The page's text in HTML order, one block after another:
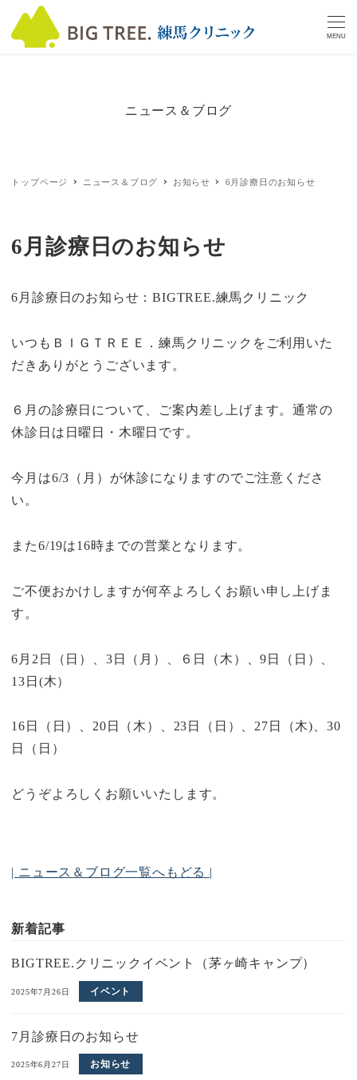
MENU
ニュース＆ブログ
トップページ ニュース＆ブログ お知らせ 6月診療日のお知らせ
6月診療日のお知らせ
6月診療日のお知らせ：BIGTREE.練馬クリニック
いつもＢＩＧＴＲＥＥ．練馬クリニックをご利用いた
だきありがとうございます。
６月の診療日について、ご案内差し上げます。通常の
休診日は日曜日・木曜日です。
今月は6/3（月）が休診になりますのでご注意くださ
い。
また6/19は16時までの営業となります。
ご不便おかけしますが何卒よろしくお願い申し上げま
す。
6月2日（日）、3日（月）、６日（木）、9日（日）、
13日(木）
16日（日）、20日（木）、23日（日）、27日（木)、30
日（日）
どうぞよろしくお願いいたします。
| ニュース＆ブログ一覧へもどる |
新着記事
BIGTREE.クリニックイベント（茅ヶ崎キャンプ）
2025年7月26日 イベント
7月診療日のお知らせ
2025年6月27日 お知らせ